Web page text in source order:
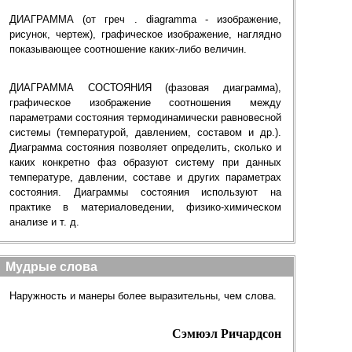
ДИАГРАММА (от греч . diagramma - изображение,
рисунок, чертеж), графическое изображение, наглядно
показывающее соотношение каких-либо величин.
ДИАГРАММА СОСТОЯНИЯ (фазовая диаграмма),
графическое изображение соотношения между
параметрами состояния термодинамически равновесной
системы (температурой, давлением, составом и др.).
Диаграмма состояния позволяет определить, сколько и
каких конкретно фаз образуют систему при данных
температуре, давлении, составе и других параметрах
состояния. Диаграммы состояния используют на
практике в материаловедении, физико-химическом
анализе и т. д.
Мудрые слова
Наружность и манеры более выразительны, чем слова.
Сэмюэл Ричардсон